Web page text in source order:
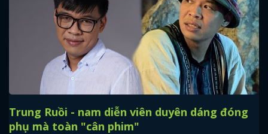
Trung Ruồi - nam diễn viên duyên dáng đóng
phụ mà toàn "cân phim"